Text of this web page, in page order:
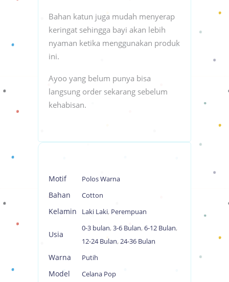
Bahan katun juga mudah menyerap
keringat sehingga bayi akan lebih
nyaman ketika menggunakan produk
ini.
Ayoo yang belum punya bisa
langsung order sekarang sebelum
kehabisan.
Motif Polos Warna
Bahan Cotton
Kelamin Laki Laki, Perempuan
Usia
0-3 bulan, 3-6 Bulan, 6-12 Bulan,
12-24 Bulan, 24-36 Bulan
Warna Putih
Model Celana Pop